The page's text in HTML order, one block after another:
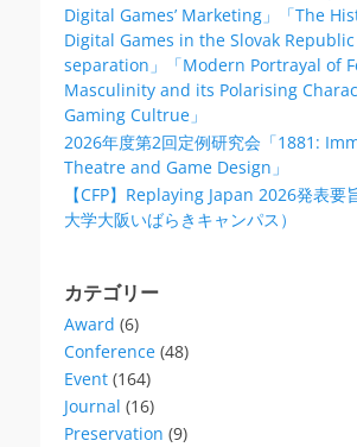
Digital Games’ Marketing」「The
Digital Games in the Slovak
separation」「Modern Portrayal of
Masculinity and its Polarising
Gaming Cultrue」
2026年度第2回定例研究会「1881:
Theatre and Game Design」
【CFP】Replaying Japan 2026発表要
大学大阪いばらきキャンパス）
カテゴリー
Award (6)
Conference (48)
Event (164)
Journal (16)
Preservation (9)